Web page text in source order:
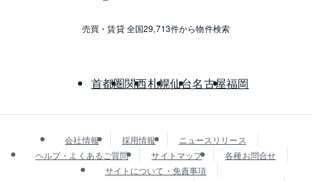
売買・賃貸 全国29,713件から物件検索
首都圏関西札幌仙台名古屋福岡
会社情報 採用情報
ニュースリリース
ヘルプ・よくあるご質問
サイトマップ
各種お問合せ
サイトについて・免責事項